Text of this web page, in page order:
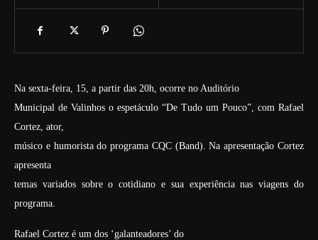
Na sexta-feira, 15, a partir das 20h, ocorre no Auditório
Municipal de Valinhos o espetáculo “De Tudo um Pouco”, com Rafael
Cortez, ator,
músico e humorista do programa CQC (Band). Na apresentação Cortez
apresenta
temas variados sobre o cotidiano e sua experiência nas viagens do
programa.
Rafael Cortez é um dos ‘galanteadores’ do